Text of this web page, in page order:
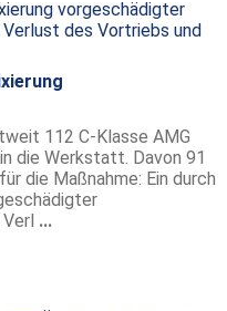
112 C-Klasse AMG
die Werkstatt. Davon 91
die Maßnahme: Ein durch
...